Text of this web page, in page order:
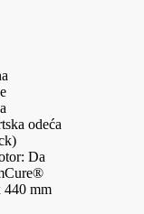
odeća
Da
440 mm